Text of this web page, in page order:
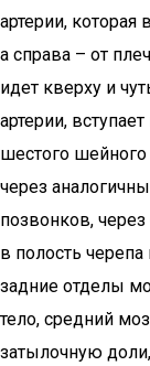
артерии, которая
а справа – от
идет кверху и
артерии,
шестого шейного
через
позвонков,
в полость
задние отделы
тело, средний
затылочную